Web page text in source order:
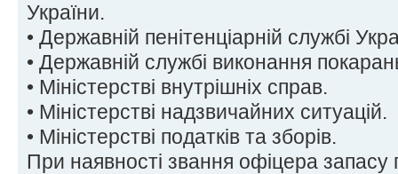
України.
• Державній пенітенціарній службі
• Державній службі виконання
• Міністерстві внутрішніх справ.
• Міністерстві надзвичайних ситуацій.
• Міністерстві податків та зборів.
При наявності звання офіцера